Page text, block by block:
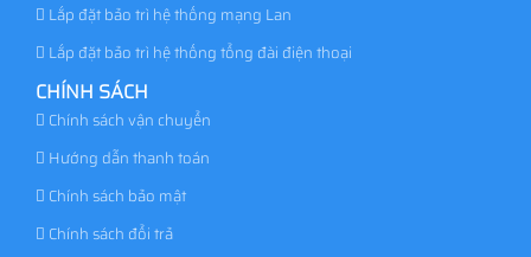
Lắp đặt bảo trì hệ thống mạng Lan
Lắp đặt bảo trì hệ thống tổng đài điện thoại
CHÍNH SÁCH
Chính sách vận chuyển
Hướng dẫn thanh toán
Chính sách bảo mật
Chính sách đổi trả